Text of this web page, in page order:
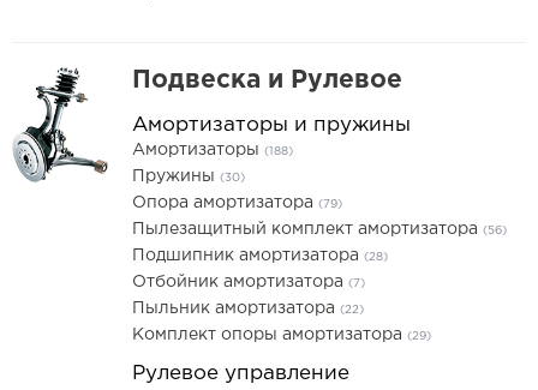
Подвеска и Рулевое
Амортизаторы и пружины
Амортизаторы (188)
Пружины (30)
Опора амортизатора (79)
Пылезащитный комплект амортизатора (56)
Подшипник амортизатора (28)
Отбойник амортизатора (7)
Пыльник амортизатора (22)
Комплект опоры амортизатора (29)
Рулевое управление